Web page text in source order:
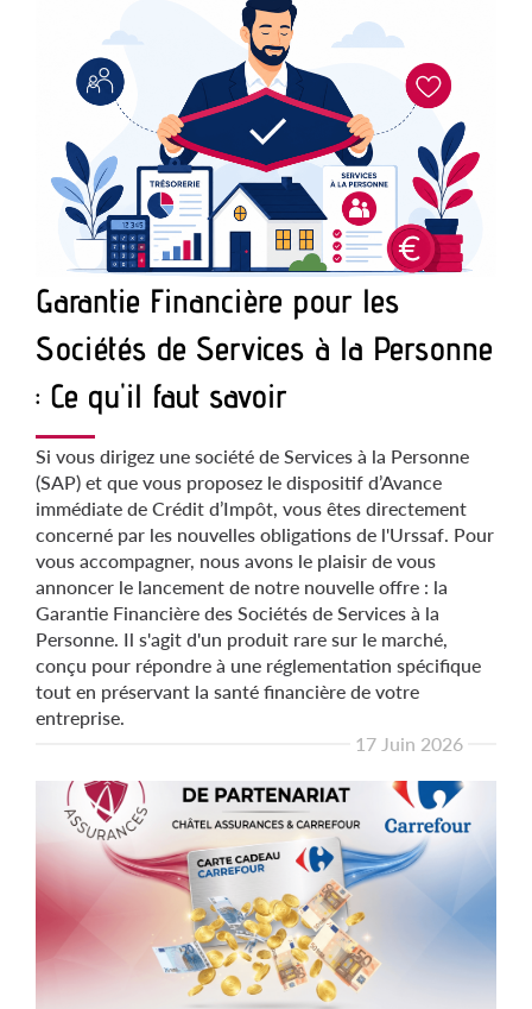
Garantie Financière pour les
Sociétés de Services à la Personne
: Ce qu'il faut savoir
Si vous dirigez une société de Services à la Personne
(SAP) et que vous proposez le dispositif d’Avance
immédiate de Crédit d’Impôt, vous êtes directement
concerné par les nouvelles obligations de l'Urssaf. Pour
vous accompagner, nous avons le plaisir de vous
annoncer le lancement de notre nouvelle offre : la
Garantie Financière des Sociétés de Services à la
Personne. Il s'agit d'un produit rare sur le marché,
conçu pour répondre à une réglementation spécifique
tout en préservant la santé financière de votre
entreprise.
17 Juin 2026